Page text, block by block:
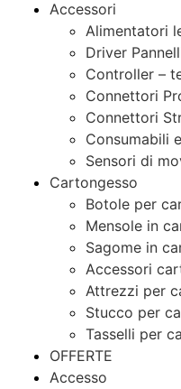
Accessori
Alimentatori
Driver
Controller –
Connettori
Connettori
Consumabili
Sensori di
Cartongesso
Botole per
Mensole in
Sagome in
Accessori
Attrezzi per
Stucco per
Tasselli per
OFFERTE
Accesso